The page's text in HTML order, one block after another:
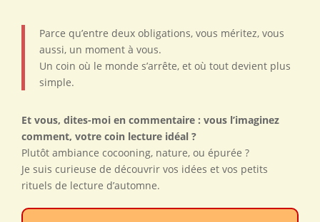
Parce qu’entre deux obligations, vous méritez, vous
aussi, un moment à vous.
Un coin où le monde s’arrête, et où tout devient plus
simple.
Et vous, dites-moi en commentaire : vous l’imaginez
comment, votre coin lecture idéal ?
Plutôt ambiance cocooning, nature, ou épurée ?
Je suis curieuse de découvrir vos idées et vos petits
rituels de lecture d’automne.